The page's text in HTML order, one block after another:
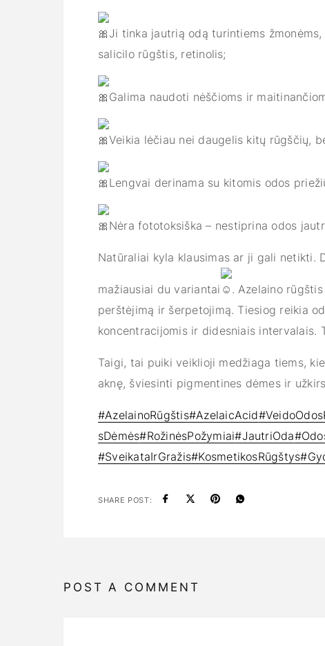
Ji tinka jautrią odą turintiems
salicilo rūgštis, retinolis;
Galima naudoti nėščioms ir
Veikia lėčiau nei daugelis kitų rūgščių,
Lengvai derinama su kitomis odos
Nėra fototoksiška – nestiprina odos
Natūraliai kyla klausimas ar ji gali netikti.
mažiausiai du variantai
. Azelaino
perštėjimą ir šerpetojimą. Tiesiog reikia
koncentracijomis ir didesniais intervalais.
Taigi, tai puiki veiklioji medžiaga tiems,
aknę, šviesinti pigmentines dėmes ir
#AzelainoRūgštis#AzelaicAcid
sDėmės#RožinėsPožymiai#JautriOda
#SveikataIrGražis#KosmetikosRūgštys
SHARE POST:
POST A COMMENT